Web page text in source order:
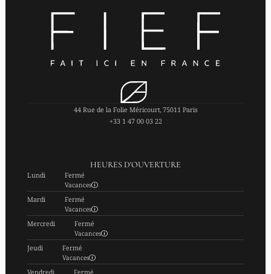
44 Rue de la Folie Méricourt, 75011 Paris
+33 1 47 00 03 22
HEURES D'OUVERTURE
Lundi Fermé
Vacances
Mardi Fermé
Vacances
Mercredi Fermé
Vacances
Jeudi Fermé
Vacances
Vendredi Fermé